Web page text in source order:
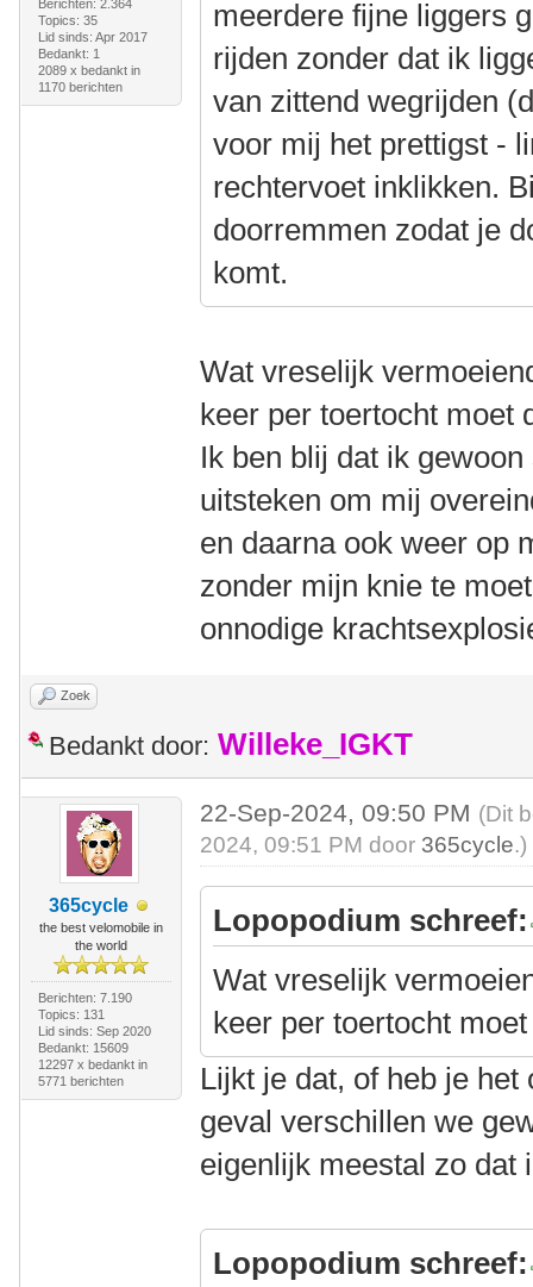
Berichten: 2.364
Topics: 35
Lid sinds: Apr 2017
Bedankt: 1
2089 x bedankt in
1170 berichten
meerdere fijne liggers
rijden zonder dat ik
van zittend wegrijden
voor mij het prettigst -
rechtervoet inklikken.
doorremmen zodat je
komt.
Wat vreselijk
keer per toertocht moet
Ik ben blij dat ik
uitsteken om mij
en daarna ook weer op
zonder mijn knie te
onnodige
Zoek
Bedankt door: Willeke_IGKT
365cycle
the best velomobile in
the world
Berichten: 7.190
Topics: 131
Lid sinds: Sep 2020
Bedankt: 15609
12297 x bedankt in
5771 berichten
22-Sep-2024, 09:50 PM (Dit
2024, 09:51 PM door 365cycle.)
Lopopodium schreef:
Wat vreselijk
keer per toertocht
Lijkt je dat, of heb je
geval verschillen we
eigenlijk meestal zo dat
Lopopodium schreef: